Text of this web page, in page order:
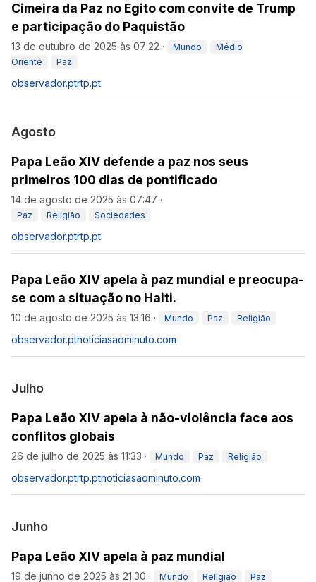
Cimeira da Paz no Egito com convite de Trump
e participação do Paquistão
13 de outubro de 2025 às 07:22 · Mundo
Médio
Oriente
Paz
observador.ptrtp.pt
Agosto
Papa Leão XIV defende a paz nos seus
primeiros 100 dias de pontificado
14 de agosto de 2025 às 07:47 ·
Paz Religião Sociedades
observador.ptrtp.pt
Papa Leão XIV apela à paz mundial e preocupa-
se com a situação no Haiti.
10 de agosto de 2025 às 13:16 · Mundo Paz Religião
observador.ptnoticiasaominuto.com
Julho
Papa Leão XIV apela à não-violência face aos
conflitos globais
26 de julho de 2025 às 11:33 · Mundo Paz Religião
observador.ptrtp.ptnoticiasaominuto.com
Junho
Papa Leão XIV apela à paz mundial
19 de junho de 2025 às 21:30 · Mundo Religião Paz